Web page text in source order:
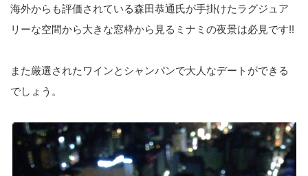
海外からも評価されている森田恭通氏が手掛けたラグジュア
リーな空間から大きな窓枠から見るミナミの夜景は必見です!!
また厳選されたワインとシャンパンで大人なデートができる
でしょう。